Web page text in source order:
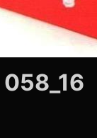
058_16